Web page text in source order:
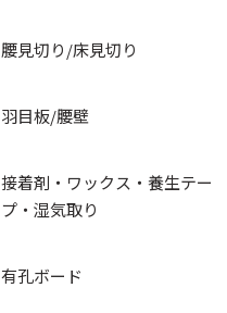
腰見切り/床見切り
羽目板/腰壁
接着剤・ワックス・養生テー
プ・湿気取り
有孔ボード